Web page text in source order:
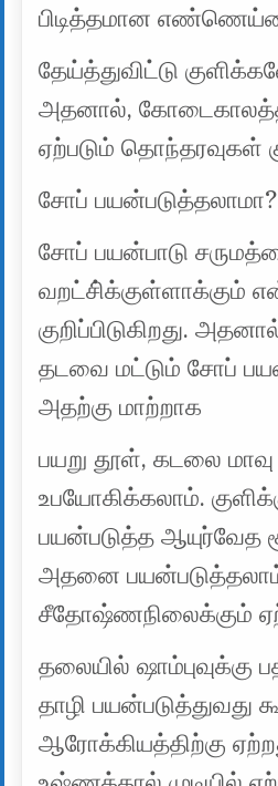
பிடித்தமான
தேய்த்துவிட்டு
அதனால்,
ஏற்படும் தொந்தரவுகள்
சோப் பயன்படுத்தலாமா?
சோப் பயன்பாடு
வறட்சி்க்குள்ளாக்கும்
குறிப்பிடுகிறது.
தடவை மட்டும் சோப்
அதற்கு மாற்றாக
பயறு தூள், கடலை
உபயோகிக்கலாம்.
பயன்படுத்த ஆயுர்வேத
அதனை
சீதோஷ்ணநிலைக்கும்
தலையில் ஷாம்புவுக்கு
தாழி பயன்படுத்துவது
ஆரோக்கியத்திற்கு